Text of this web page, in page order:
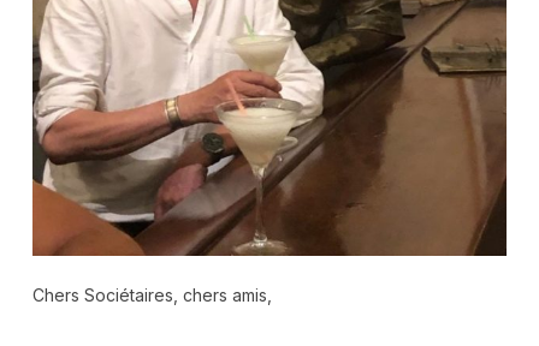
Chers Sociétaires, chers amis,